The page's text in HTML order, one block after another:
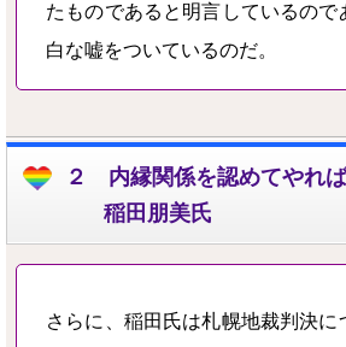
たものである と明言しているので
白な嘘をついているのだ。
２ 内縁関係を認めてやれ
稲田朋美氏
さらに、稲田氏は札幌地裁判決に